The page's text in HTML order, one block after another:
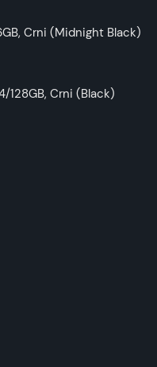
Crni (Midnight Black)
128GB, Crni (Black)